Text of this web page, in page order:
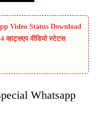
Video Status Download
व्हाट्सएप वीडियो स्टेटस
Whatsapp